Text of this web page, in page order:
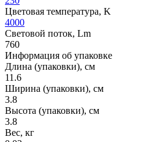
Цветовая температура, K
4000
Световой поток, Lm
760
Информация об упаковке
Длина (упаковки), см
11.6
Ширина (упаковки), см
3.8
Высота (упаковки), см
3.8
Вес, кг